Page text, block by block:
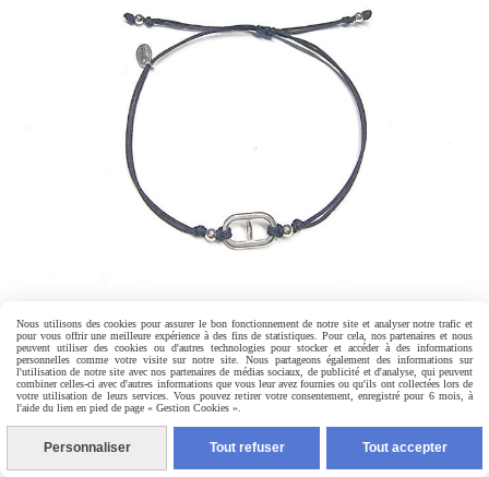
BRACELET CELYA NOIR
35,00€
Nous utilisons des cookies pour assurer le bon fonctionnement de notre site et analyser notre trafic et
pour vous offrir une meilleure expérience à des fins de statistiques. Pour cela, nos partenaires et nous
peuvent utiliser des cookies ou d'autres technologies pour stocker et accéder à des informations
personnelles comme votre visite sur notre site. Nous partageons également des informations sur
l'utilisation de notre site avec nos partenaires de médias sociaux, de publicité et d'analyse, qui peuvent
combiner celles-ci avec d'autres informations que vous leur avez fournies ou qu'ils ont collectées lors de
votre utilisation de leurs services. Vous pouvez retirer votre consentement, enregistré pour 6 mois, à
l'aide du lien en pied de page « Gestion Cookies ».
Personnaliser Tout refuser Tout accepter